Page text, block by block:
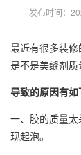
发布时间：
最近有很多装
是不是美缝剂质
导致的原因有如
一、胶的质量
现起泡。